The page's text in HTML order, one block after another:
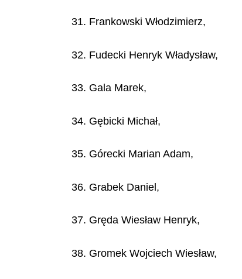
31. Frankowski Włodzimierz,
32. Fudecki Henryk Władysław,
33. Gala Marek,
34. Gębicki Michał,
35. Górecki Marian Adam,
36. Grabek Daniel,
37. Gręda Wiesław Henryk,
38. Gromek Wojciech Wiesław,